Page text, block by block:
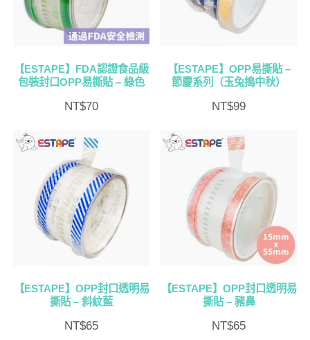
【ESTAPE】FDA認證食品級
包裝封口OPP易撕貼 – 綠色
NT$70
【ESTAPE】OPP易撕貼 –
節慶系列（玉兔搗中秋）
NT$99
【ESTAPE】OPP封口透明易
撕貼 – 斜紋藍
NT$65
【ESTAPE】OPP封口透明易
撕貼 – 豬鼻
NT$65